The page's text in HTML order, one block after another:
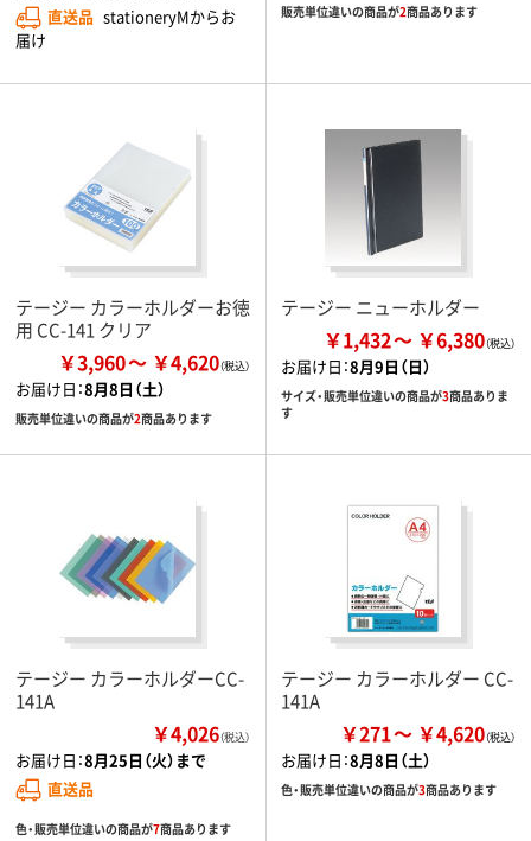
直送品 stationeryMからお
届け
販売単位違いの商品が2商品あります
テージー カラーホルダーお徳
用 CC-141 クリア
￥3,960 ￥4,620
お届け日：8月8日（土）
販売単位違いの商品が2商品あります
テージー ニューホルダー
￥1,432 ￥6,380
お届け日：8月9日（日）
サイズ・販売単位違いの商品が3商品ありま
す
テージー カラーホルダーCC-
141A
￥4,026（税込）
お届け日：8月25日（火）まで
直送品
色・販売単位違いの商品が7商品あります
テージー カラーホルダー CC-
141A
￥271 ￥4,620
お届け日：8月8日（土）
色・販売単位違いの商品が3商品あります